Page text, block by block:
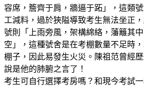
容席，簷齊于肩，牆逼于跖」，這類
工減料，過於狹隘導致考生無法坐正
號則「上雨旁風，架構綿絡，藩籬其
空」，這種號舍是在考棚數量不足時
棚子，因此易發生火災。陳祖范曾經
說是他的肺腑之言了！
考生可自行選擇考房嗎？和現今考試